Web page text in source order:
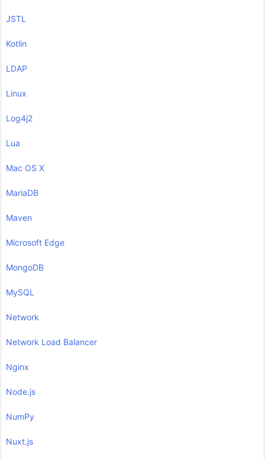
JSTL
Kotlin
LDAP
Linux
Log4j2
Lua
Mac OS X
MariaDB
Maven
Microsoft Edge
MongoDB
MySQL
Network
Network Load Balancer
Nginx
Node.js
NumPy
Nuxt.js